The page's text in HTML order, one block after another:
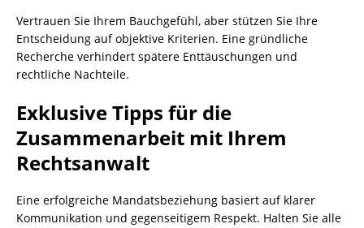
Vertrauen Sie Ihrem Bauchgefühl, aber stützen Sie Ihre
Entscheidung auf objektive Kriterien. Eine gründliche
Recherche verhindert spätere Enttäuschungen und
rechtliche Nachteile.
Exklusive Tipps für die
Zusammenarbeit mit Ihrem
Rechtsanwalt
Eine erfolgreiche Mandatsbeziehung basiert auf klarer
Kommunikation und gegenseitigem Respekt. Halten Sie alle